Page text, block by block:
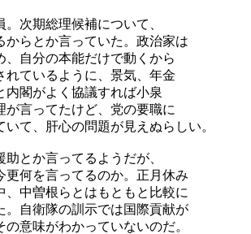
次期総理候補について、
らとか言っていた。政治家は
、自分の本能だけで動くから
れているように、景気、年金
内閣がよく協議すれば小泉
言ってたけど、党の要職に
て、肝心の問題が見えぬらしい。
とか言ってるようだが、
更何を言ってるのか。正月休み
中曽根らとはもともと比較に
。自衛隊の訓示では国際貢献が
意味がわかっていないのだ。